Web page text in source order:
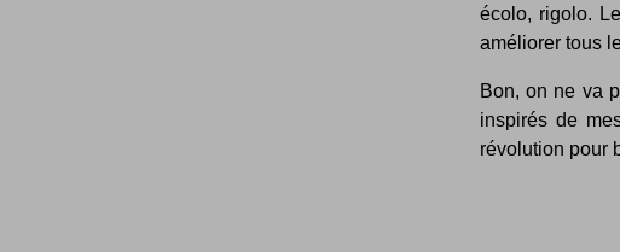
écolo, rigolo.
améliorer tous
Bon, on ne va
inspirés de
révolution pour